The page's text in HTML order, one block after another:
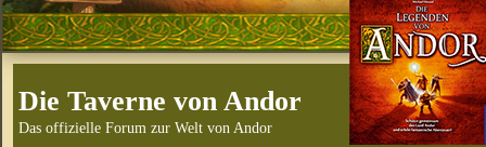
Die Taverne von Andor
Das offizielle Forum zur Welt von Andor